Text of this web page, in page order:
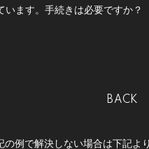
ます。手続きは必要ですか？
BACK
の例で解決しない場合は下記よ